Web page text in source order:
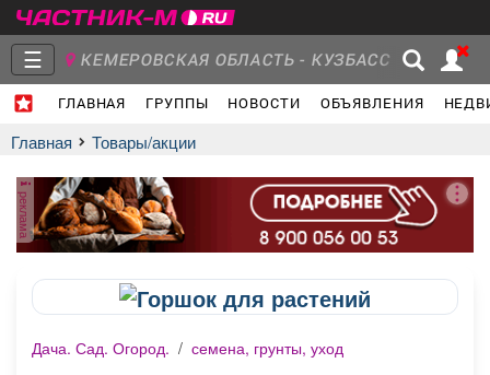
☰ КЕМЕРОВСКАЯ ОБЛАСТЬ - КУЗБАСС
ГЛАВНАЯ ГРУППЫ НОВОСТИ ОБЪЯВЛЕНИЯ
Главная
Объявления Недвижимость Услуги
Главная Товары/акции
реклама
Дача. Сад. Огород. / семена, грунты, уход